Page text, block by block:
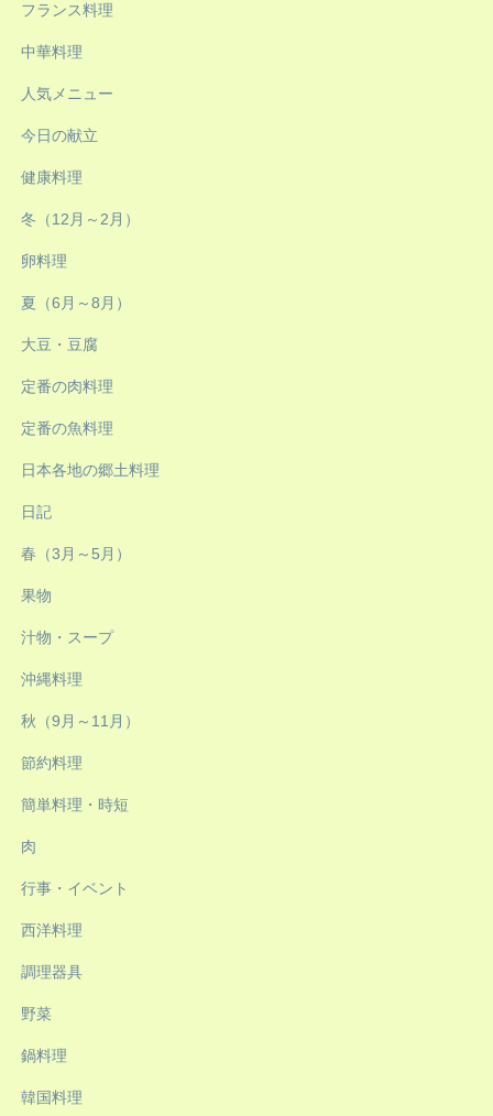
フランス料理
中華料理
人気メニュー
今日の献立
健康料理
冬（12月～2月）
卵料理
夏（6月～8月）
大豆・豆腐
定番の肉料理
定番の魚料理
日本各地の郷土料理
日記
春（3月～5月）
果物
汁物・スープ
沖縄料理
秋（9月～11月）
節約料理
簡単料理・時短
肉
行事・イベント
西洋料理
調理器具
野菜
鍋料理
韓国料理